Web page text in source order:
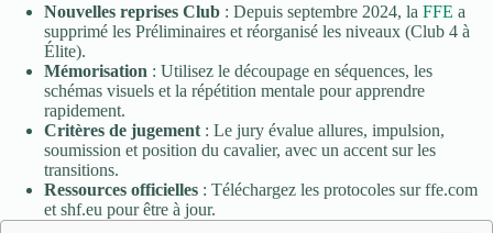
Nouvelles reprises Club : Depuis septembre 2024, la FFE a
supprimé les Préliminaires et réorganisé les niveaux (Club 4 à
Élite).
Mémorisation : Utilisez le découpage en séquences, les
schémas visuels et la répétition mentale pour apprendre
rapidement.
Critères de jugement : Le jury évalue allures, impulsion,
soumission et position du cavalier, avec un accent sur les
transitions.
Ressources officielles : Téléchargez les protocoles sur ffe.com
et shf.eu pour être à jour.